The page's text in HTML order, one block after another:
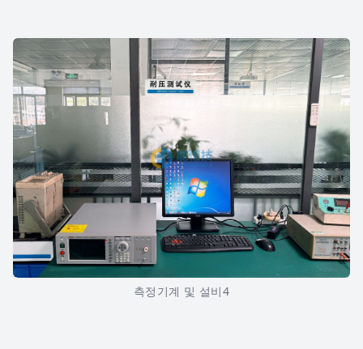
측정기계 및 설비4